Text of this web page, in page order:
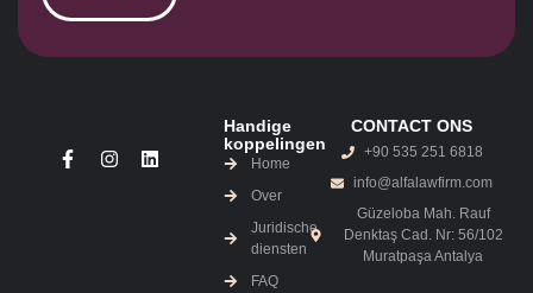
Handige
koppelingen
Home
Over
Juridische
diensten
FAQ
CONTACT ONS
+90 535 251 6818
info@alfalawfirm.com
Güzeloba Mah. Rauf
Denktaş Cad. Nr: 56/102
Muratpaşa Antalya